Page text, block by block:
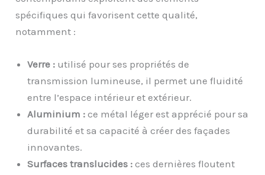
spécifiques qui favorisent cette qualité,
notamment :
Verre : utilisé pour ses propriétés de
transmission lumineuse, il permet une fluidité
entre l’espace intérieur et extérieur.
Aluminium : ce métal léger est apprécié pour sa
durabilité et sa capacité à créer des façades
innovantes.
Surfaces translucides : ces dernières floutent